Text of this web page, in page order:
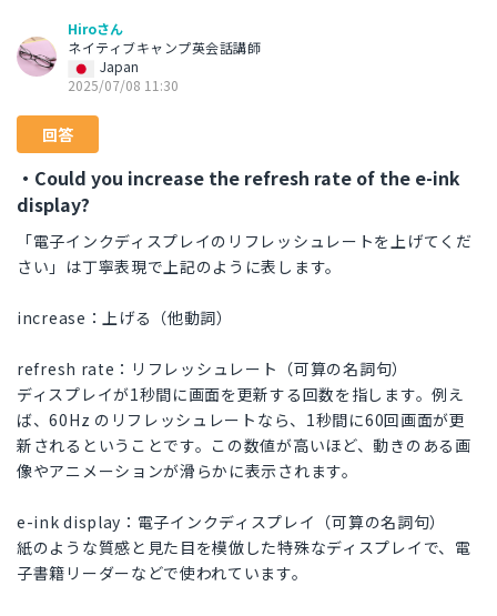
Hiroさん
ネイティブキャンプ英会話講師
Japan
2025/07/08 11:30
回答
・Could you increase the refresh rate of the e-ink
display?
「電子インクディスプレイのリフレッシュレートを上げてくだ
さい」は丁寧表現で上記のように表します。
increase：上げる（他動詞）
refresh rate：リフレッシュレート（可算の名詞句）
ディスプレイが1秒間に画面を更新する回数を指します。例え
ば、60Hz のリフレッシュレートなら、1秒間に60回画面が更
新されるということです。この数値が高いほど、動きのある画
像やアニメーションが滑らかに表示されます。
e-ink display：電子インクディスプレイ（可算の名詞句）
紙のような質感と見た目を模倣した特殊なディスプレイで、電
子書籍リーダーなどで使われています。